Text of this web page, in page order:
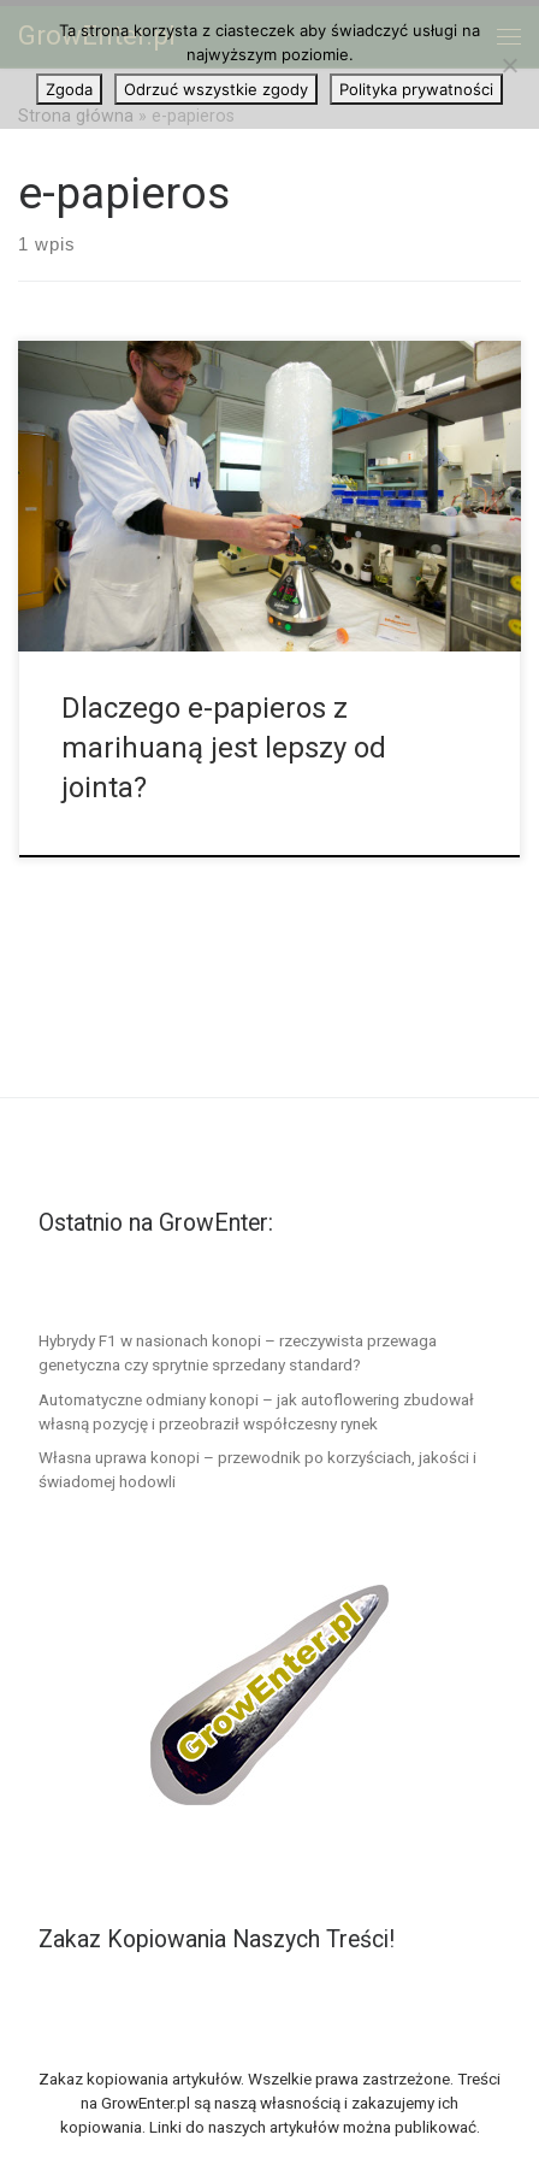
Przejdź do treści
GrowEnter.pl
Strona główna » e-papieros
e-papieros
1 wpis
Waporyzacja to nic innego jak podgrzewanie materiału
marihuany, w wyniku czego odparowują z niej substancje
aktywne, czyli słynne cannabinoidy, które wdychamy do naszych
płuc. Nie jest to jednak dym, który […]
Dlaczego e-papieros z
marihuaną jest lepszy od
jointa?
Ostatnio na GrowEnter:
Hybrydy F1 w nasionach konopi – rzeczywista przewaga
genetyczna czy sprytnie sprzedany standard?
Automatyczne odmiany konopi – jak autoflowering zbudował
własną pozycję i przeobraził współczesny rynek
Własna uprawa konopi – przewodnik po korzyściach, jakości i
świadomej hodowli
Zakaz Kopiowania Naszych Treści!
Zakaz kopiowania artykułów. Wszelkie prawa zastrzeżone. Treści
na GrowEnter.pl są naszą własnością i zakazujemy ich
kopiowania. Linki do naszych artykułów można publikować.
Ta strona korzysta z ciasteczek aby świadczyć usługi na
najwyższym poziomie.
Zgoda
Odrzuć wszystkie zgody Polityka prywatności